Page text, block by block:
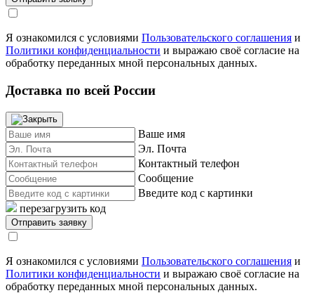
Я ознакомился с условиями Пользовательского соглашения и
Политики конфиденциальности и выражаю своё согласие на
обработку переданных мной персональных данных.
Доставка по всей России
Ваше имя
Эл. Почта
Контактный телефон
Сообщение
Введите код с картинки
перезагрузить код
Я ознакомился с условиями Пользовательского соглашения и
Политики конфиденциальности и выражаю своё согласие на
обработку переданных мной персональных данных.